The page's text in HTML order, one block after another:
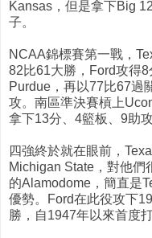
Kansas，但是拿下Big
子。
NCAA錦標賽第一戰，
82比61大勝，Ford攻得
Purdue，再以77比67過
攻。南區準決賽槓上
拿下13分、4籃板、9助
四強終於就在眼前，
Michigan State，對他們
的Alamodome，簡直是
優勢。Ford在此役攻下
勝，自1947年以來首度